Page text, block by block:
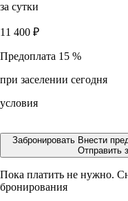
за сутки
11 400 ₽
Предоплата 15 %
при заселении сегодня
условия
Забронировать Внести
Отправить
Пока платить не нужно.
бронирования